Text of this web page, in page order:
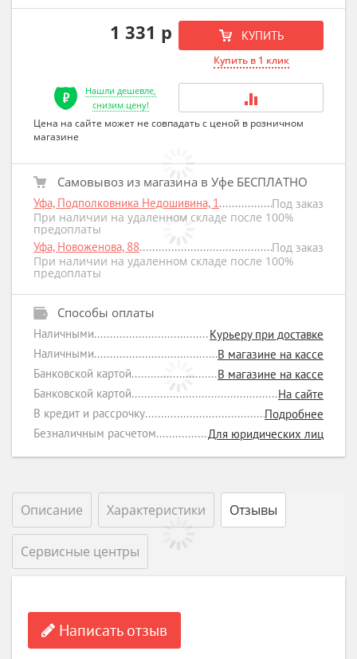
1 331 р КУПИТЬ
Купить в 1 клик
Нашли дешевле,
снизим цену!
Цена на сайте может не совпадать с ценой в розничном
магазине
Самовывоз из магазина в Уфе БЕСПЛАТНО
Уфа, Подполковника Недошивина, 1
Под заказ
При наличии на удаленном складе после 100%
предоплаты
Уфа, Новоженова, 88
Под заказ
При наличии на удаленном складе после 100%
предоплаты
Способы оплаты
Наличными
Курьеру при доставке
Наличными
В магазине на кассе
Банковской картой
В магазине на кассе
Банковской картой
На сайте
В кредит и рассрочку
Подробнее
Безналичным расчетом
Для юридических лиц
Описание Характеристики Отзывы
Сервисные центры
Написать отзыв